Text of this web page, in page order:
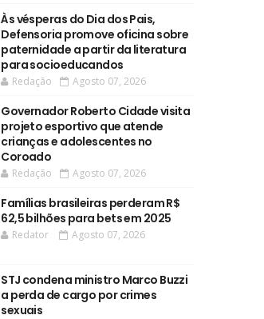
Às vésperas do Dia dos Pais,
Defensoria promove oficina sobre
paternidade a partir da literatura
para socioeducandos
Redação Agosto 07, 2026
Governador Roberto Cidade visita
projeto esportivo que atende
crianças e adolescentes no
Coroado
Redação Agosto 07, 2026
Famílias brasileiras perderam R$
62,5 bilhões para bets em 2025
Redator Agosto 07, 2026
STJ condena ministro Marco Buzzi
a perda de cargo por crimes
sexuais